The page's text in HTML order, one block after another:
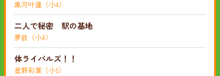
黒河叶蓮（小4）
二人で秘密 駅の基地
夢鉄（小4）
体ライバルズ！！
星野彩葉（小5）